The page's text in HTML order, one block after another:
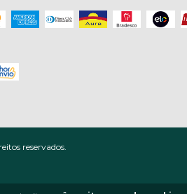
reservados.